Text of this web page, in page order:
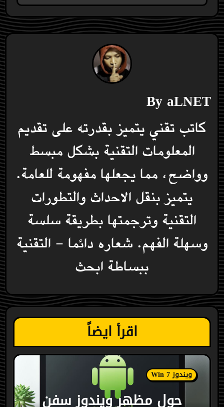
ByaLNET
كاتب تقني يتميز بقدرته على تقديم
المعلومات التقنية بشكل مبسط
وواضح، مما يجعلها مفهومة للعامة.
يتميز بنقل الاحداث والتطورات
التقنية وترجمتها بطريقة سلسة
وسهلة الفهم. شعاره دائما - التقنية
ببساطة ابحث
اقرأ ايضاً
ويندوز Win 7
حول مظهر ويندوز سفن